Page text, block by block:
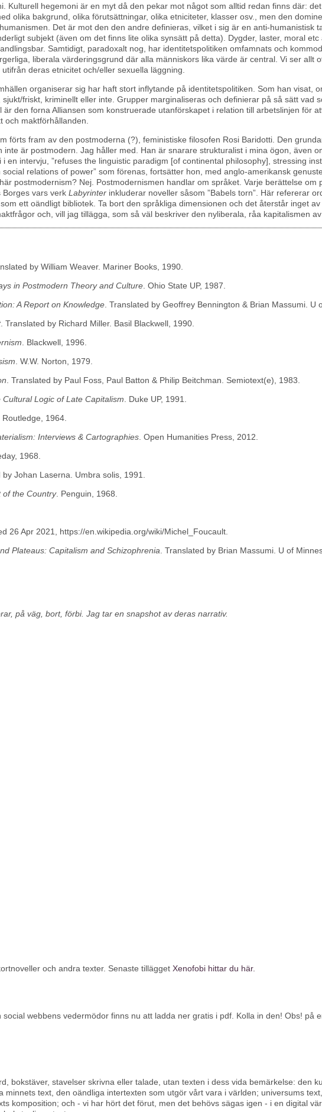
Kulturell hegemoni är en myt då den pekar mot något som alltid redan finns där:
olika bakgrund, olika förutsättningar, olika etniciteter, klasser osv., men den
Det är mot den den andre definieras, vilket i sig är en anti-humanistisk
subjekt (även om det finns lite olika synsätt på detta). Dygder, laster, moral
Samtidigt, paradoxalt nog, har identitetspolitiken omfamnats och
liberala värderingsgrund där alla människors lika värde är central. Vi ser allt
deras etnicitet och/eller sexuella läggning.
organiserar sig har haft stort inflytande på identitetspolitiken. Som han visat,
friskt, kriminellt eller inte. Grupper marginaliseras och definierar på så sätt vad
den forna Alliansen som konstruerade utanförskapet i relation till arbetslinjen för
och maktförhållanden.
förts fram av den postmoderna (?), feministiske filosofen Rosi Baridotti. Den
är postmodern. Jag håller med. Han är snarare strukturalist i mina ögon, även
en intervju, ”refuses the linguistic paradigm [of continental philosophy], stressing
relations of power” som förenas, fortsätter hon, med anglo-amerikansk
postmodernism? Nej. Postmodernismen handlar om språket. Varje berättelse om
vars verk Labyrinter inkluderar noveller såsom ”Babels torn”. Här refererar
ett oändligt bibliotek. Ta bort den språkliga dimensionen och det återstår inget
och, vill jag tillägga, som så väl beskriver den nyliberala, råa kapitalismen av
by William Weaver. Mariner Books, 1990.
in Postmodern Theory and Culture. Ohio State UP, 1987.
A Report on Knowledge. Translated by Geoffrey Bennington & Brian Massumi. U
. Translated by Richard Miller. Basil Blackwell, 1990.
. Blackwell, 1996.
. W.W. Norton, 1979.
. Translated by Paul Foss, Paul Batton & Philip Beitchman. Semiotext(e), 1983.
Logic of Late Capitalism. Duke UP, 1991.
Routledge, 1964.
Interviews & Cartographies. Open Humanities Press, 2012.
1968.
by Johan Laserna. Umbra solis, 1991.
of the Country. Penguin, 1968.
26 Apr 2021, https://en.wikipedia.org/wiki/Michel_Foucault.
Plateaus: Capitalism and Schizophrenia. Translated by Brian Massumi. U of
på väg, bort, förbi. Jag tar en snapshot av deras narrativ.
och andra texter. Senaste tillägget Xenofobi hittar du här.
webbens vedermödor finns nu att ladda ner gratis i pdf. Kolla in den! Obs! på
bokstäver, stavelser skrivna eller talade, utan texten i dess vida bemärkelse: den
minnets text, den oändliga intertexten som utgör vårt vara i världen; universums
komposition; och - vi har hört det förut, men det behövs sägas igen - i en digital